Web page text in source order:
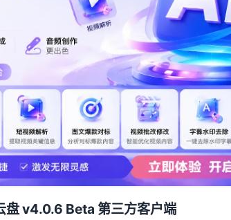
盘 v4.0.6 Beta 第三方客户端